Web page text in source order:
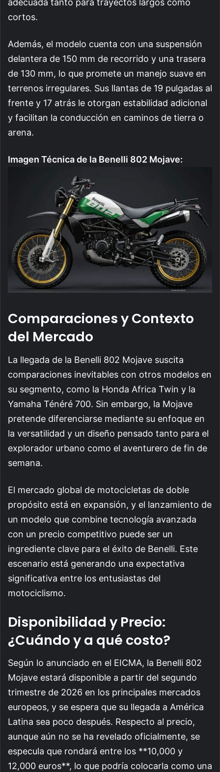
adecuada tanto para trayectos largos como
cortos.
Además, el modelo cuenta con una suspensión
delantera de 150 mm de recorrido y una trasera
de 130 mm, lo que promete un manejo suave en
terrenos irregulares. Sus llantas de 19 pulgadas al
frente y 17 atrás le otorgan estabilidad adicional
y facilitan la conducción en caminos de tierra o
arena.
Imagen Técnica de la Benelli 802 Mojave:
Comparaciones y Contexto
del Mercado
La llegada de la Benelli 802 Mojave suscita
comparaciones inevitables con otros modelos en
su segmento, como la Honda Africa Twin y la
Yamaha Ténéré 700. Sin embargo, la Mojave
pretende diferenciarse mediante su enfoque en
la versatilidad y un diseño pensado tanto para el
explorador urbano como el aventurero de fin de
semana.
El mercado global de motocicletas de doble
propósito está en expansión, y el lanzamiento de
un modelo que combine tecnología avanzada
con un precio competitivo puede ser un
ingrediente clave para el éxito de Benelli. Este
escenario está generando una expectativa
significativa entre los entusiastas del
motociclismo.
Disponibilidad y Precio:
¿Cuándo y a qué costo?
Según lo anunciado en el EICMA, la Benelli 802
Mojave estará disponible a partir del segundo
trimestre de 2026 en los principales mercados
europeos, y se espera que su llegada a América
Latina sea poco después. Respecto al precio,
aunque aún no se ha revelado oficialmente, se
especula que rondará entre los **10,000 y
12,000 euros**, lo que podría colocarla como una